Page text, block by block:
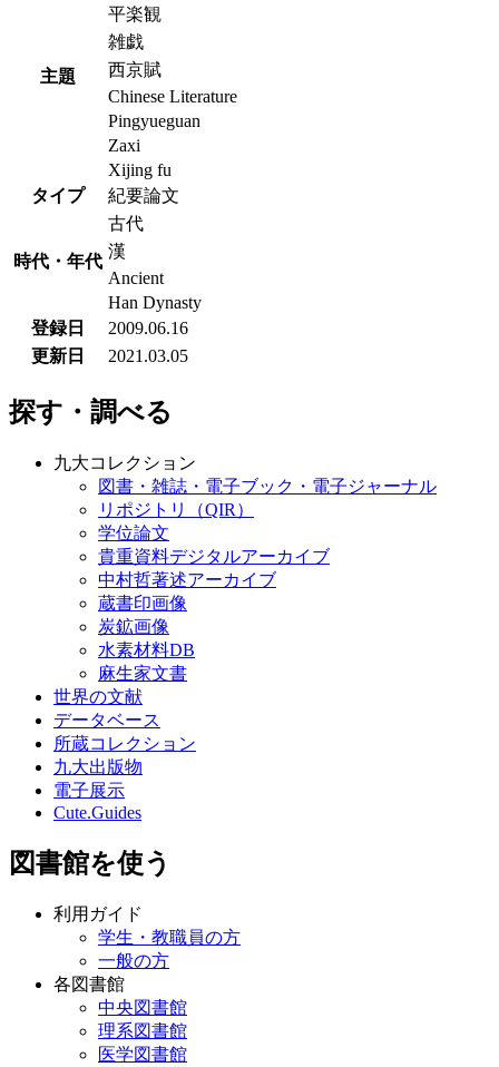
主題
平楽観
雑戯
西京賦
Chinese Literature
Pingyueguan
Zaxi
Xijing fu
タイプ
紀要論文
時代・年代
古代
漢
Ancient
Han Dynasty
登録日
2009.06.16
更新日
2021.03.05
探す・調べる
九大コレクション
図書・雑誌・電子ブック・電子ジャーナル
リポジトリ（QIR）
学位論文
貴重資料デジタルアーカイブ
中村哲著述アーカイブ
蔵書印画像
炭鉱画像
水素材料DB
麻生家文書
世界の文献
データベース
所蔵コレクション
九大出版物
電子展示
Cute.Guides
図書館を使う
利用ガイド
学生・教職員の方
一般の方
各図書館
中央図書館
理系図書館
医学図書館